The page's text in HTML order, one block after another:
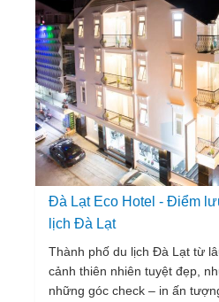
thích nhất ở thành phố du lịch
Đà Lạt Eco Hotel - Điểm
lịch Đà Lạt
Thành phố du lịch Đà Lạt từ
cảnh thiên nhiên tuyệt đẹp,
những góc check – in ấn